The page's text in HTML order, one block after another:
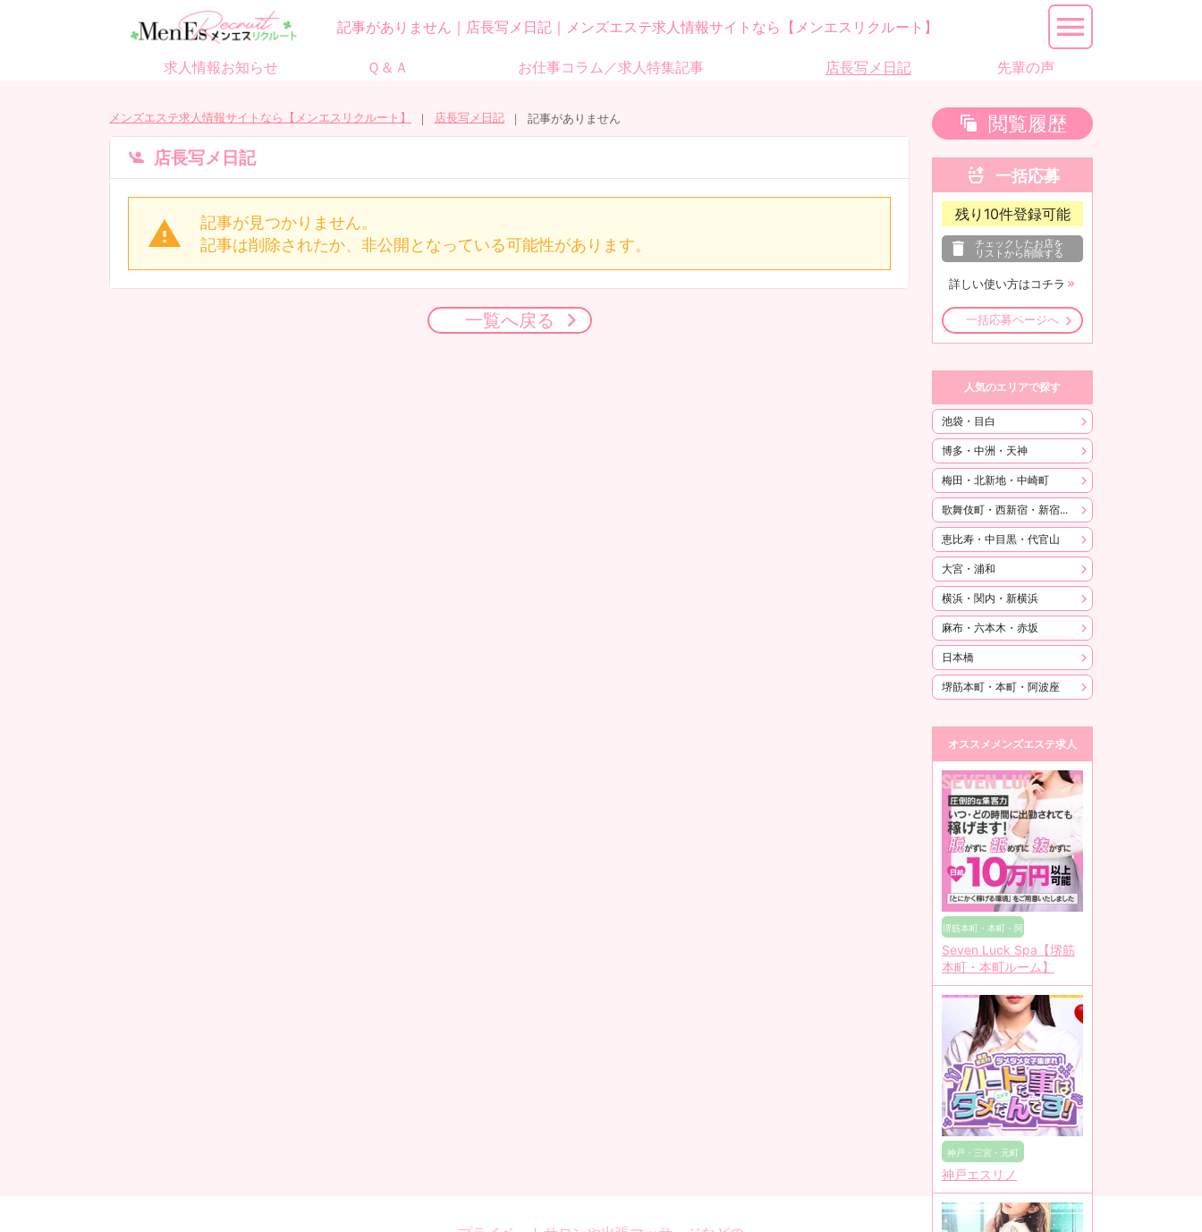
記事がありません｜店長写メ日記｜メンズエステ求人情報サイトなら【メンエスリクルート】
求人情報お知らせ Ｑ＆Ａ お仕事コラム／求人特集記事 店長写メ日記 先輩の声
メンズエステ求人情報サイトなら【メンエスリクルート】 店長写メ日記 記事がありません
店長写メ日記
記事が見つかりません。
記事は削除されたか、非公開となっている可能性があります。
一覧へ戻る
閲覧履歴
一括応募
残り 10件登録可能
チェックしたお店を
リストから削除する
詳しい使い方はコチラ
一括応募ページへ
人気のエリアで探す
池袋・目白
博多・中洲・天神
梅田・北新地・中崎町
歌舞伎町・西新宿・新宿御苑
恵比寿・中目黒・代官山
大宮・浦和
横浜・関内・新横浜
麻布・六本木・赤坂
日本橋
堺筋本町・本町・阿波座
オススメメンズエステ求人
堺筋本町・本町・阿
波座
Seven Luck Spa【堺筋
本町・本町ルーム】
神戸・三宮・元町
神戸エスリノ